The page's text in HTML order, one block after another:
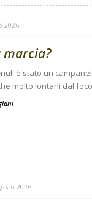
2026
è stato un
molto lontani dal
2026